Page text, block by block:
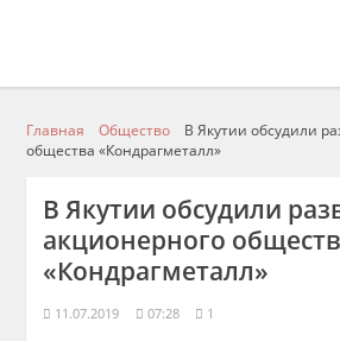
Главная Общество
В Якутии обсудили
общества «Кондрагметалл»
В Якутии обсудили
акционерного
«Кондрагметалл»
11.07.2019 07:28 1